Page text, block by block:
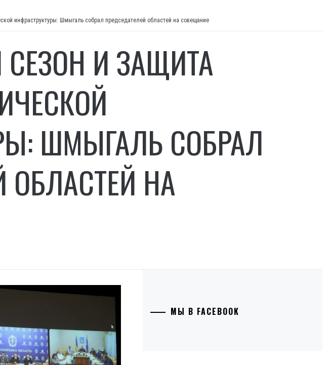
инфраструктуры: Шмыгаль собрал председателей областей на совещание
И ЗАЩИТА
ШМЫГАЛЬ СОБРАЛ
ОБЛАСТЕЙ НА
МЫ В FACEBOOK